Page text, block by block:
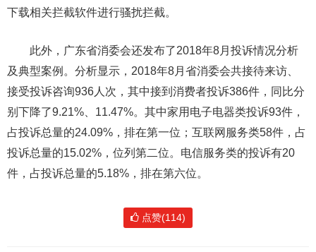
下载相关拦截软件进行骚扰拦截。
此外，广东省消委会还发布了2018年8月投诉情况分析
及典型案例。分析显示，2018年8月省消委会共接待来访、
接受投诉咨询936人次，其中接到消费者投诉386件，同比分
别下降了9.21%、11.47%。其中家用电子电器类投诉93件，
占投诉总量的24.09%，排在第一位；互联网服务类58件，占
投诉总量的15.02%，位列第二位。电信服务类的投诉有20
件，占投诉总量的5.18%，排在第六位。
点赞(114)